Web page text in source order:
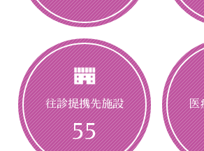
往診提携先施設
55
医
診療メニュー・料
症状別のお悩みに